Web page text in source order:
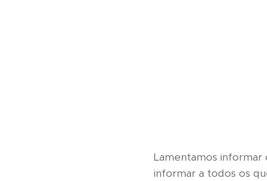
Lamentamos informar
informar a todos os